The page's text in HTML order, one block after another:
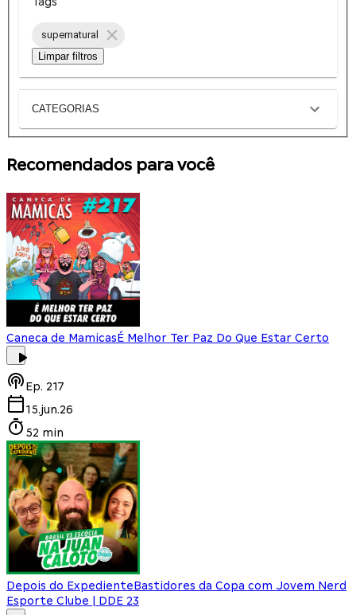
supernatural
Limpar filtros
CATEGORIAS
Recomendados para você
Caneca de MamicasÉ Melhor Ter Paz Do Que Estar Certo
Ep. 217
15.jun.26
52 min
Depois do ExpedienteBastidores da Copa com Jovem Nerd
Esporte Clube | DDE 23